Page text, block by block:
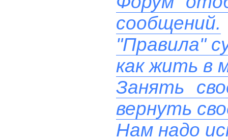
сообщений.
"Правила"
как жить в
Занять
вернуть
Нам надо